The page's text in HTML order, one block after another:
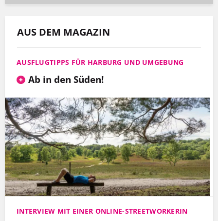
AUS DEM MAGAZIN
AUSFLUGTIPPS FÜR HARBURG UND UMGEBUNG
Ab in den Süden!
INTERVIEW MIT EINER ONLINE-STREETWORKERIN